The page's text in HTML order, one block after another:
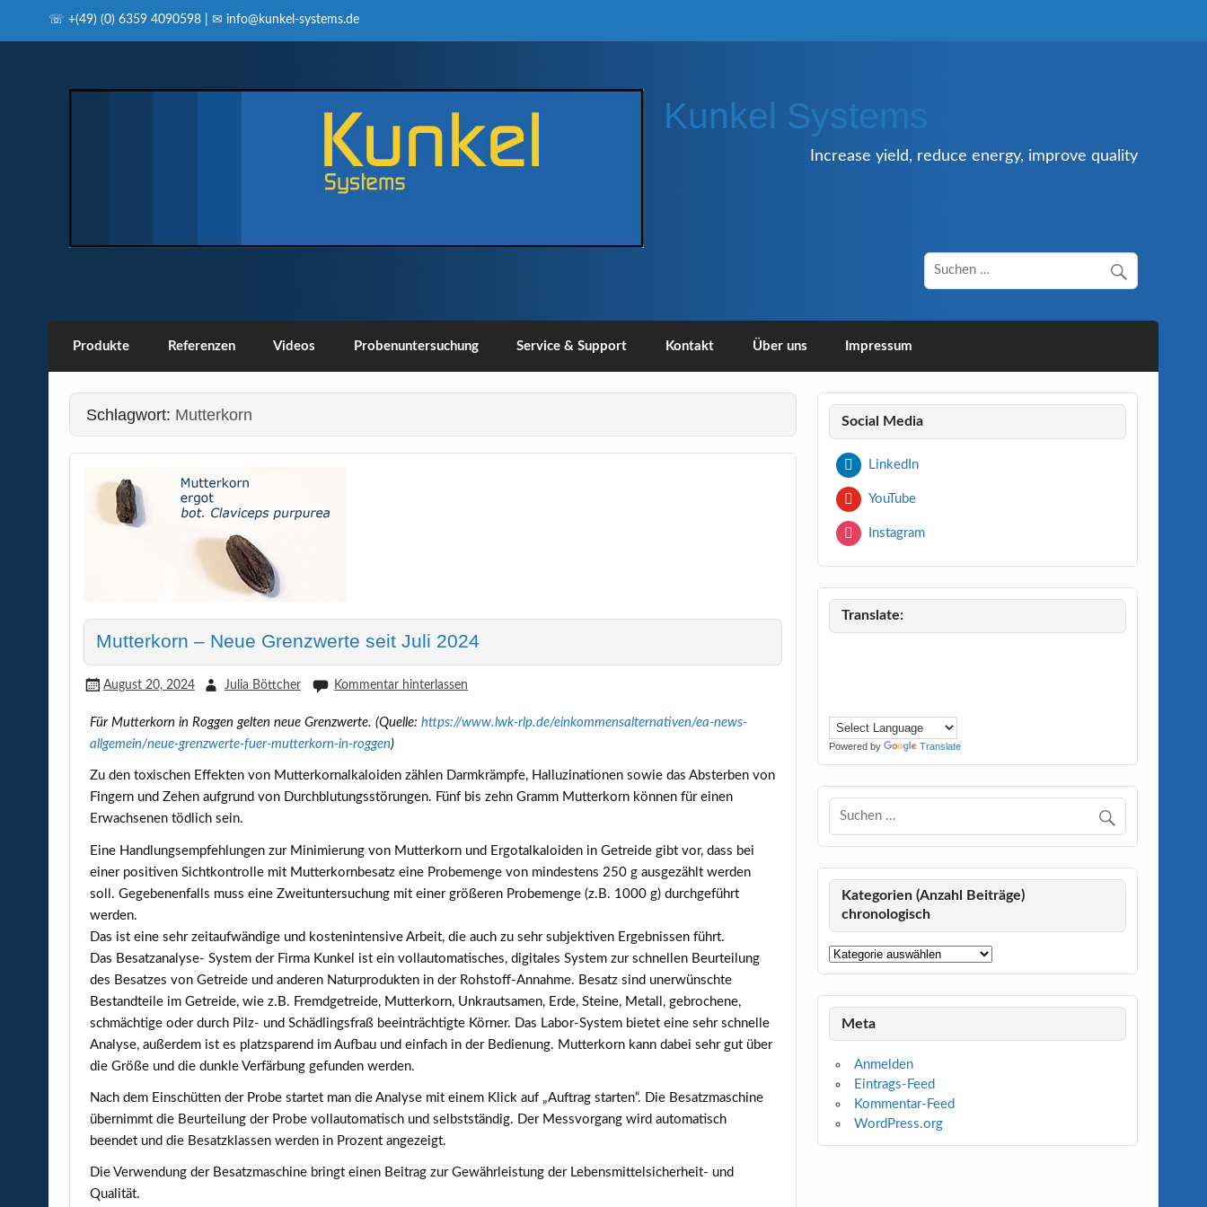
☏ +(49) (0) 6359 4090598 | ✉ info@kunkel-systems.de
Kunkel Systems
Increase yield, reduce energy, improve quality
Produkte Referenzen Videos Probenuntersuchung Service & Support Kontakt Über uns Impressum
Schlagwort: Mutterkorn
Mutterkorn – Neue Grenzwerte seit Juli 2024
August 20, 2024 Julia Böttcher Kommentar hinterlassen
Für Mutterkorn in Roggen gelten neue Grenzwerte. (Quelle:https://www.lwk-rlp.de/einkommensalternativen/ea-news-
allgemein/neue-grenzwerte-fuer-mutterkorn-in-roggen)
Zu den toxischen Effekten von Mutterkornalkaloiden zählen Darmkrämpfe, Halluzinationen sowie das Absterben von
Fingern und Zehen aufgrund von Durchblutungsstörungen. Fünf bis zehn Gramm Mutterkorn können für einen
Erwachsenen tödlich sein.
Eine Handlungsempfehlungen zur Minimierung von Mutterkorn und Ergotalkaloiden in Getreide gibt vor, dass bei
einer positiven Sichtkontrolle mit Mutterkornbesatz eine Probemenge von mindestens 250 g ausgezählt werden
soll. Gegebenenfalls muss eine Zweituntersuchung mit einer größeren Probemenge (z.B. 1000 g) durchgeführt
werden.
Das ist eine sehr zeitaufwändige und kostenintensive Arbeit, die auch zu sehr subjektiven Ergebnissen führt.
Das Besatzanalyse- System der Firma Kunkel ist ein vollautomatisches, digitales System zur schnellen Beurteilung
des Besatzes von Getreide und anderen Naturprodukten in der Rohstoff-Annahme. Besatz sind unerwünschte
Bestandteile im Getreide, wie z.B. Fremdgetreide, Mutterkorn, Unkrautsamen, Erde, Steine, Metall, gebrochene,
schmächtige oder durch Pilz- und Schädlingsfraß beeinträchtigte Körner. Das Labor-System bietet eine sehr schnelle
Analyse, außerdem ist es platzsparend im Aufbau und einfach in der Bedienung. Mutterkorn kann dabei sehr gut über
die Größe und die dunkle Verfärbung gefunden werden.
Nach dem Einschütten der Probe startet man die Analyse mit einem Klick auf „Auftrag starten“. Die Besatzmaschine
übernimmt die Beurteilung der Probe vollautomatisch und selbstständig. Der Messvorgang wird automatisch
beendet und die Besatzklassen werden in Prozent angezeigt.
Die Verwendung der Besatzmaschine bringt einen Beitrag zur Gewährleistung der Lebensmittelsicherheit- und
Qualität.
Social Media
LinkedIn
YouTube
Instagram
Translate:
Powered by Translate
Kategorien (Anzahl Beiträge)
chronologisch
Kategorien
(Anzahl
Beiträge)
chronologisch
Meta
Anmelden
Eintrags-Feed
Kommentar-Feed
WordPress.org